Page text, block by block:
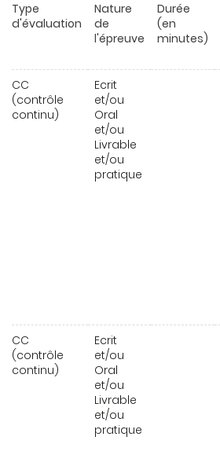
Type
d'évaluation
Nature
de
l'épreuve
Durée
(en
minutes)
CC
(contrôle
continu)
Ecrit
et/ou
Oral
et/ou
Livrable
et/ou
pratique
CC
(contrôle
continu)
Ecrit
et/ou
Oral
et/ou
Livrable
et/ou
pratique